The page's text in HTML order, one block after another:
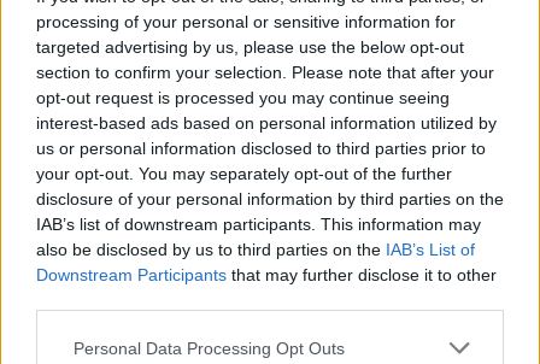
processing of your personal or sensitive information for
targeted advertising by us, please use the below opt-out
section to confirm your selection. Please note that after your
opt-out request is processed you may continue seeing
interest-based ads based on personal information utilized by
us or personal information disclosed to third parties prior to
your opt-out. You may separately opt-out of the further
disclosure of your personal information by third parties on the
IAB’s list of downstream participants. This information may
also be disclosed by us to third parties on the IAB’s List of
Downstream Participants that may further disclose it to other
Personal Data Processing Opt Outs
Αυτή μπορεί να είναι μια
σημαντική περίοδος προόδου για
εσάς, καθώς αφήνετε το παλιό σας
όραμα και αγκαλιάζετε ένα
καινούργιο!
ΣΚΟΡΠΙΟΣ
Πρέπει να αποδεχτείτε και να